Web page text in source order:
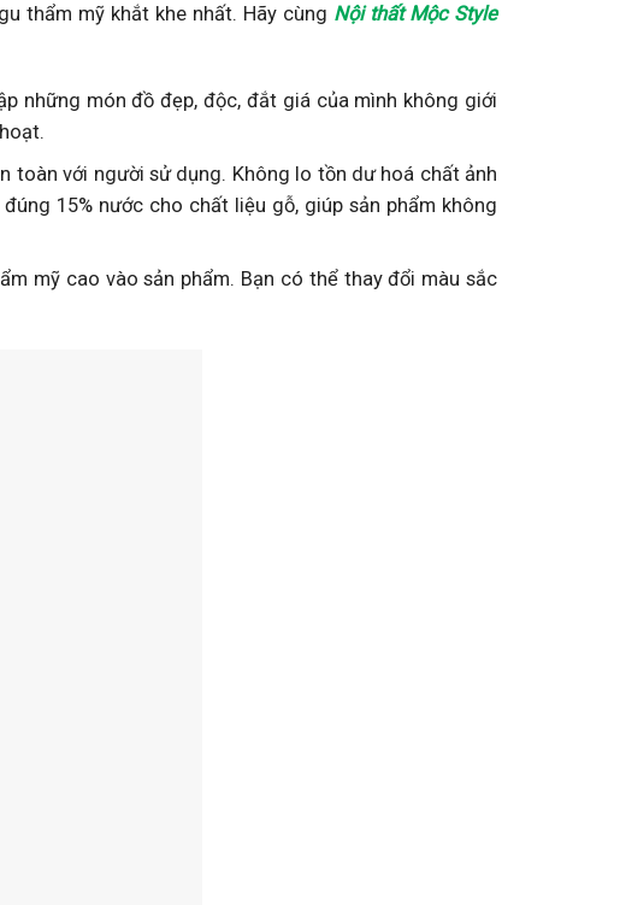
thẩm mỹ khắt khe nhất. Hãy cùng Nội thất Mộc Style
những món đồ đẹp, độc, đắt giá của mình không giới
toàn với người sử dụng. Không lo tồn dư hoá chất ảnh
15% nước cho chất liệu gỗ, giúp sản phẩm không
mỹ cao vào sản phẩm. Bạn có thể thay đổi màu sắc